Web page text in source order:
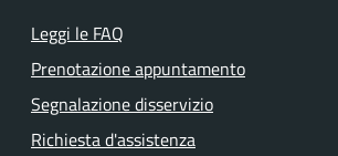
Leggi le FAQ
Prenotazione appuntamento
Segnalazione disservizio
Richiesta d'assistenza